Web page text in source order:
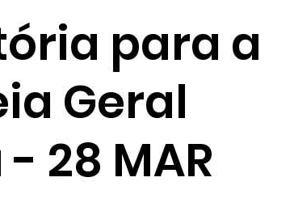
para a
Geral
28 MAR